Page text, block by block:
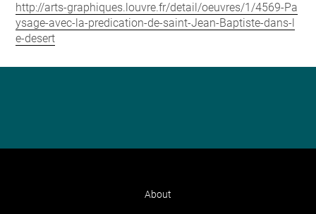
http://arts-graphiques.louvre.fr/detail/oeuvres/1/4569-Pa
ysage-avec-la-predication-de-saint-Jean-Baptiste-dans-l
e-desert
About